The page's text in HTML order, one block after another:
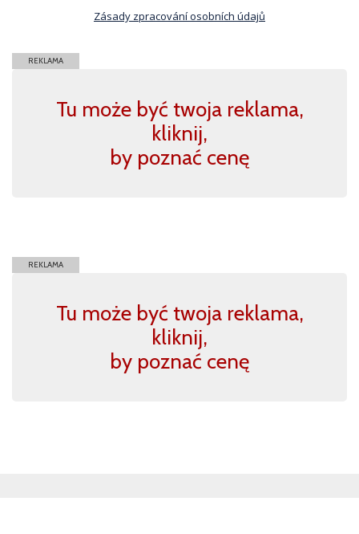
Zásady zpracování osobních údajů
REKLAMA
Tu może być twoja reklama,
kliknij,
by poznać cenę
REKLAMA
Tu może być twoja reklama,
kliknij,
by poznać cenę